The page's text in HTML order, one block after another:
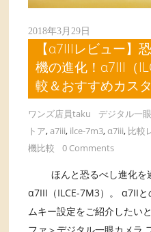
2018年3月29日
【α7IIIレビュー】
機の進化！α7III（
較＆おすすめカス
ワンズ店員taku デジタル一
トア,a7iii, ilce-7m3,α7iii, 比較
機比較
0 Comments
ほんと恐るべし進化を遂
α7III（ILCE-7M3）。 α7II
ムキー設定をご紹介した